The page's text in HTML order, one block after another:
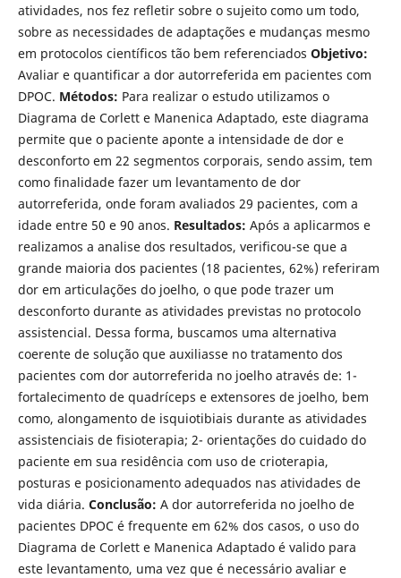
atividades, nos fez refletir sobre o sujeito como um todo,
sobre as necessidades de adaptações e mudanças mesmo
em protocolos científicos tão bem referenciados Objetivo:
Avaliar e quantificar a dor autorreferida em pacientes com
DPOC. Métodos: Para realizar o estudo utilizamos o
Diagrama de Corlett e Manenica Adaptado, este diagrama
permite que o paciente aponte a intensidade de dor e
desconforto em 22 segmentos corporais, sendo assim, tem
como finalidade fazer um levantamento de dor
autorreferida, onde foram avaliados 29 pacientes, com a
idade entre 50 e 90 anos. Resultados: Após a aplicarmos e
realizamos a analise dos resultados, verificou-se que a
grande maioria dos pacientes (18 pacientes, 62%) referiram
dor em articulações do joelho, o que pode trazer um
desconforto durante as atividades previstas no protocolo
assistencial. Dessa forma, buscamos uma alternativa
coerente de solução que auxiliasse no tratamento dos
pacientes com dor autorreferida no joelho através de: 1-
fortalecimento de quadríceps e extensores de joelho, bem
como, alongamento de isquiotibiais durante as atividades
assistenciais de fisioterapia; 2- orientações do cuidado do
paciente em sua residência com uso de crioterapia,
posturas e posicionamento adequados nas atividades de
vida diária. Conclusão: A dor autorreferida no joelho de
pacientes DPOC é frequente em 62% dos casos, o uso do
Diagrama de Corlett e Manenica Adaptado é valido para
este levantamento, uma vez que é necessário avaliar e